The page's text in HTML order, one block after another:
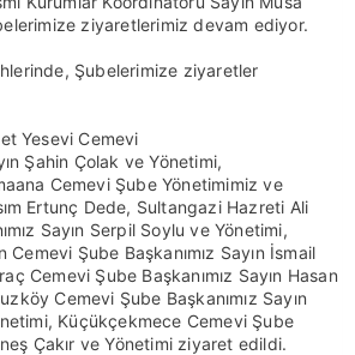
ziyaretlerimiz devam ediyor.
Şubelerimize ziyaretler
Yesevi Cemevi
Şahin Çolak ve Yönetimi,
Cemevi Şube Yönetimimiz ve
Ertunç Dede, Sultangazi Hazreti Ali
Sayın Serpil Soylu ve Yönetimi,
Cemevi Şube Başkanımız Sayın İsmail
Cemevi Şube Başkanımız Sayın Hasan
Cemevi Şube Başkanımız Sayın
Küçükçekmece Cemevi Şube
Çakır ve Yönetimi ziyaret edildi.